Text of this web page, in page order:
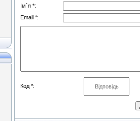
Ім`я *:
Email *:
Код *: